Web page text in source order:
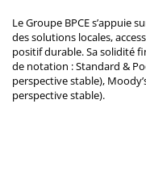
Le Groupe BPCE s’appuie
des solutions locales,
positif durable. Sa solidité
de notation : Standard &
perspective stable),
perspective stable).